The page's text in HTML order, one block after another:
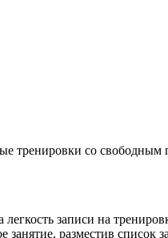
тренировки со
записи на
разместив список